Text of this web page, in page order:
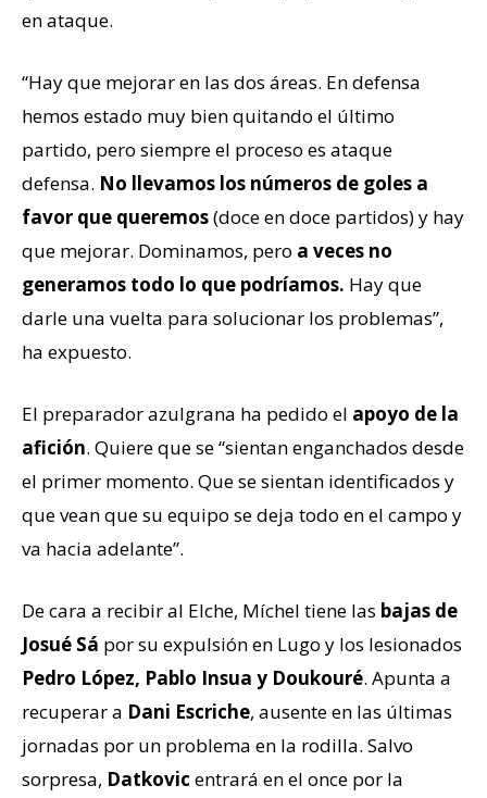
en ataque.
“Hay que mejorar en las dos áreas. En defensa
hemos estado muy bien quitando el último
partido, pero siempre el proceso es ataque
defensa. No llevamos los números de goles a
favor que queremos(doce en doce partidos) y hay
que mejorar. Dominamos, pero a veces no
generamos todo lo que podríamos. Hay que
darle una vuelta para solucionar los problemas”,
ha expuesto.
El preparador azulgrana ha pedido el apoyo de la
afición. Quiere que se “sientan enganchados desde
el primer momento. Que se sientan identificados y
que vean que su equipo se deja todo en el campo y
va hacia adelante”.
De cara a recibir al Elche, Míchel tiene las bajas de
Josué Sá por su expulsión en Lugo y los lesionados
Pedro López, Pablo Insua y Doukouré. Apunta a
recuperar a Dani Escriche, ausente en las últimas
jornadas por un problema en la rodilla. Salvo
sorpresa, Datkovic entrará en el once por la